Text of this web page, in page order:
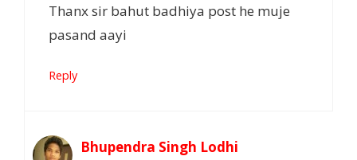
Thanx sir bahut badhiya post he muje
pasand aayi
Reply
Bhupendra Singh Lodhi